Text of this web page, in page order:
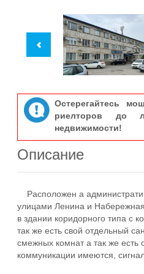
Остерегайтесь
риелторов до
недвижимости!
Описание
Расположен а
улицами Ленина и
в здании коридорного типа с
так же есть свой отдельный
смежных комнат а так же есть
коммуникации имеются,